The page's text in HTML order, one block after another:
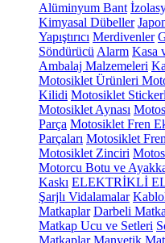
Alüminyum Bant
Kimyasal Dübeller
Yapıştırıcı Merdivenler
Söndürücü Alarm Kasa
Ambalaj Malzemeleri
Motosiklet Ürünleri
Kilidi Motosiklet
Motosiklet Aynası
Parça Motosiklet Fren
Parçaları Motosiklet
Motosiklet Zinciri
Motorcu Botu ve
Kaskı ELEKTRİKLİ
Şarjlı Vidalamalar
Matkaplar Darbeli
Matkap Ucu ve Setleri
Matkaplar Manyetik